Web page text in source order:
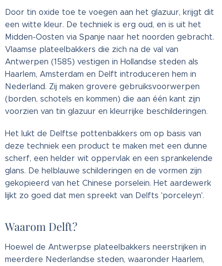
Door tin oxide toe te voegen aan het glazuur, krijgt dit
een witte kleur. De techniek is erg oud, en is uit het
Midden-Oosten via Spanje naar het noorden gebracht.
Vlaamse plateelbakkers die zich na de val van
Antwerpen (1585) vestigen in Hollandse steden als
Haarlem, Amsterdam en Delft introduceren hem in
Nederland. Zij maken grovere gebruiksvoorwerpen
(borden, schotels en kommen) die aan één kant zijn
voorzien van tin glazuur en kleurrijke beschilderingen.
Het lukt de Delftse pottenbakkers om op basis van
deze techniek een product te maken met een dunne
scherf, een helder wit oppervlak en een sprankelende
glans. De helblauwe schilderingen en de vormen zijn
gekopieerd van het Chinese porselein. Het aardewerk
lijkt zo goed dat men spreekt van Delfts 'porceleyn'.
Waarom Delft?
Hoewel de Antwerpse plateelbakkers neerstrijken in
meerdere Nederlandse steden, waaronder Haarlem,